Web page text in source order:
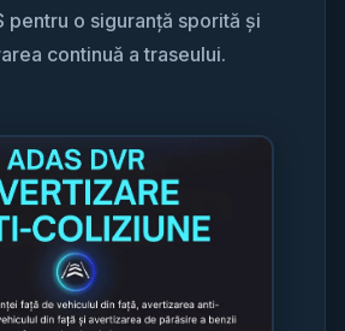
pentru o siguranță sporită și
continuă a traseului.